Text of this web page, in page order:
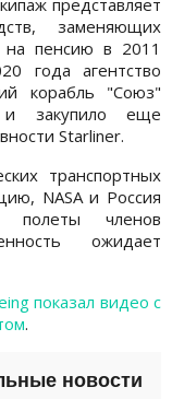
заменяющих
на пенсию в 2011
года агентство
корабль "Союз"
и закупило еще
Starliner.
транспортных
NASA и Россия
полеты членов
ожидает
показал видео с
.
новости